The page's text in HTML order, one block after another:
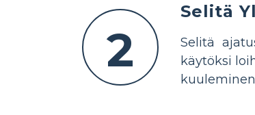
2
Selitä
Selitä
käytöksi